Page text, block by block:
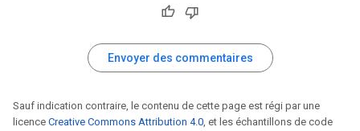
Envoyer des commentaires
Sauf indication contraire, le contenu de cette page est régi par une
licence Creative Commons Attribution 4.0, et les échantillons de code